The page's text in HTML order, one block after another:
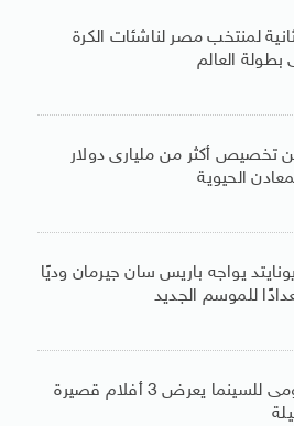
لمنتخب مصر لناشئات الكرة
بطولة العالم
تخصيص أكثر من مليارى دولار
الحيوية
يواجه باريس سان جيرمان وديًا
للموسم الجديد
المركز القومى للسينما يعرض 3 أفلام قصيرة